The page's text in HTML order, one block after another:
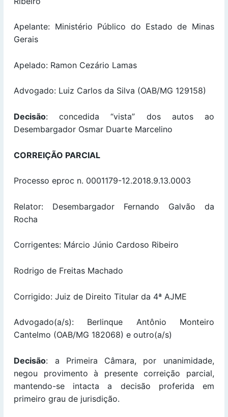
Apelante: Ministério Público do Estado de Minas
Gerais
Apelado: Ramon Cezário Lamas
Advogado: Luiz Carlos da Silva (OAB/MG 129158)
Decisão: concedida “vista” dos autos ao
Desembargador Osmar Duarte Marcelino
CORREIÇÃO PARCIAL
Processo eproc n. 0001179-12.2018.9.13.0003
Relator: Desembargador Fernando Galvão da
Rocha
Corrigentes: Márcio Júnio Cardoso Ribeiro
Rodrigo de Freitas Machado
Corrigido: Juiz de Direito Titular da 4ª AJME
Advogado(a/s): Berlinque Antônio Monteiro
Cantelmo (OAB/MG 182068) e outro(a/s)
Decisão: a Primeira Câmara, por unanimidade,
negou provimento à presente correição parcial,
mantendo-se intacta a decisão proferida em
primeiro grau de jurisdição.